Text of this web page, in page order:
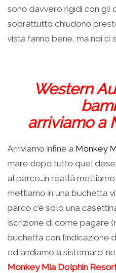
sono davvero rigidi con gli
soprattutto chiudono
vista fanno bene, ma noi ci
Western
arriviamo a
Arriviamo infine a Monkey
mare dopo tutto quel
al parco…in realtà
mettiamo in una buchetta
parco c’è solo una
iscrizione di come pagare
buchetta con l’indicazione
ed andiamo a sistemarci
Monkey Mia Dolphin